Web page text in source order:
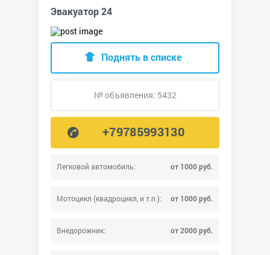
Эвакуатор 24
Легковой автомобиль: от 1000 руб.
Мотоцикл (квадроцикл, и т.п.): от 1000 руб.
Внедорожник: от 2000 руб.
Поднять в списке
№ объявления: 5432
+79785993130